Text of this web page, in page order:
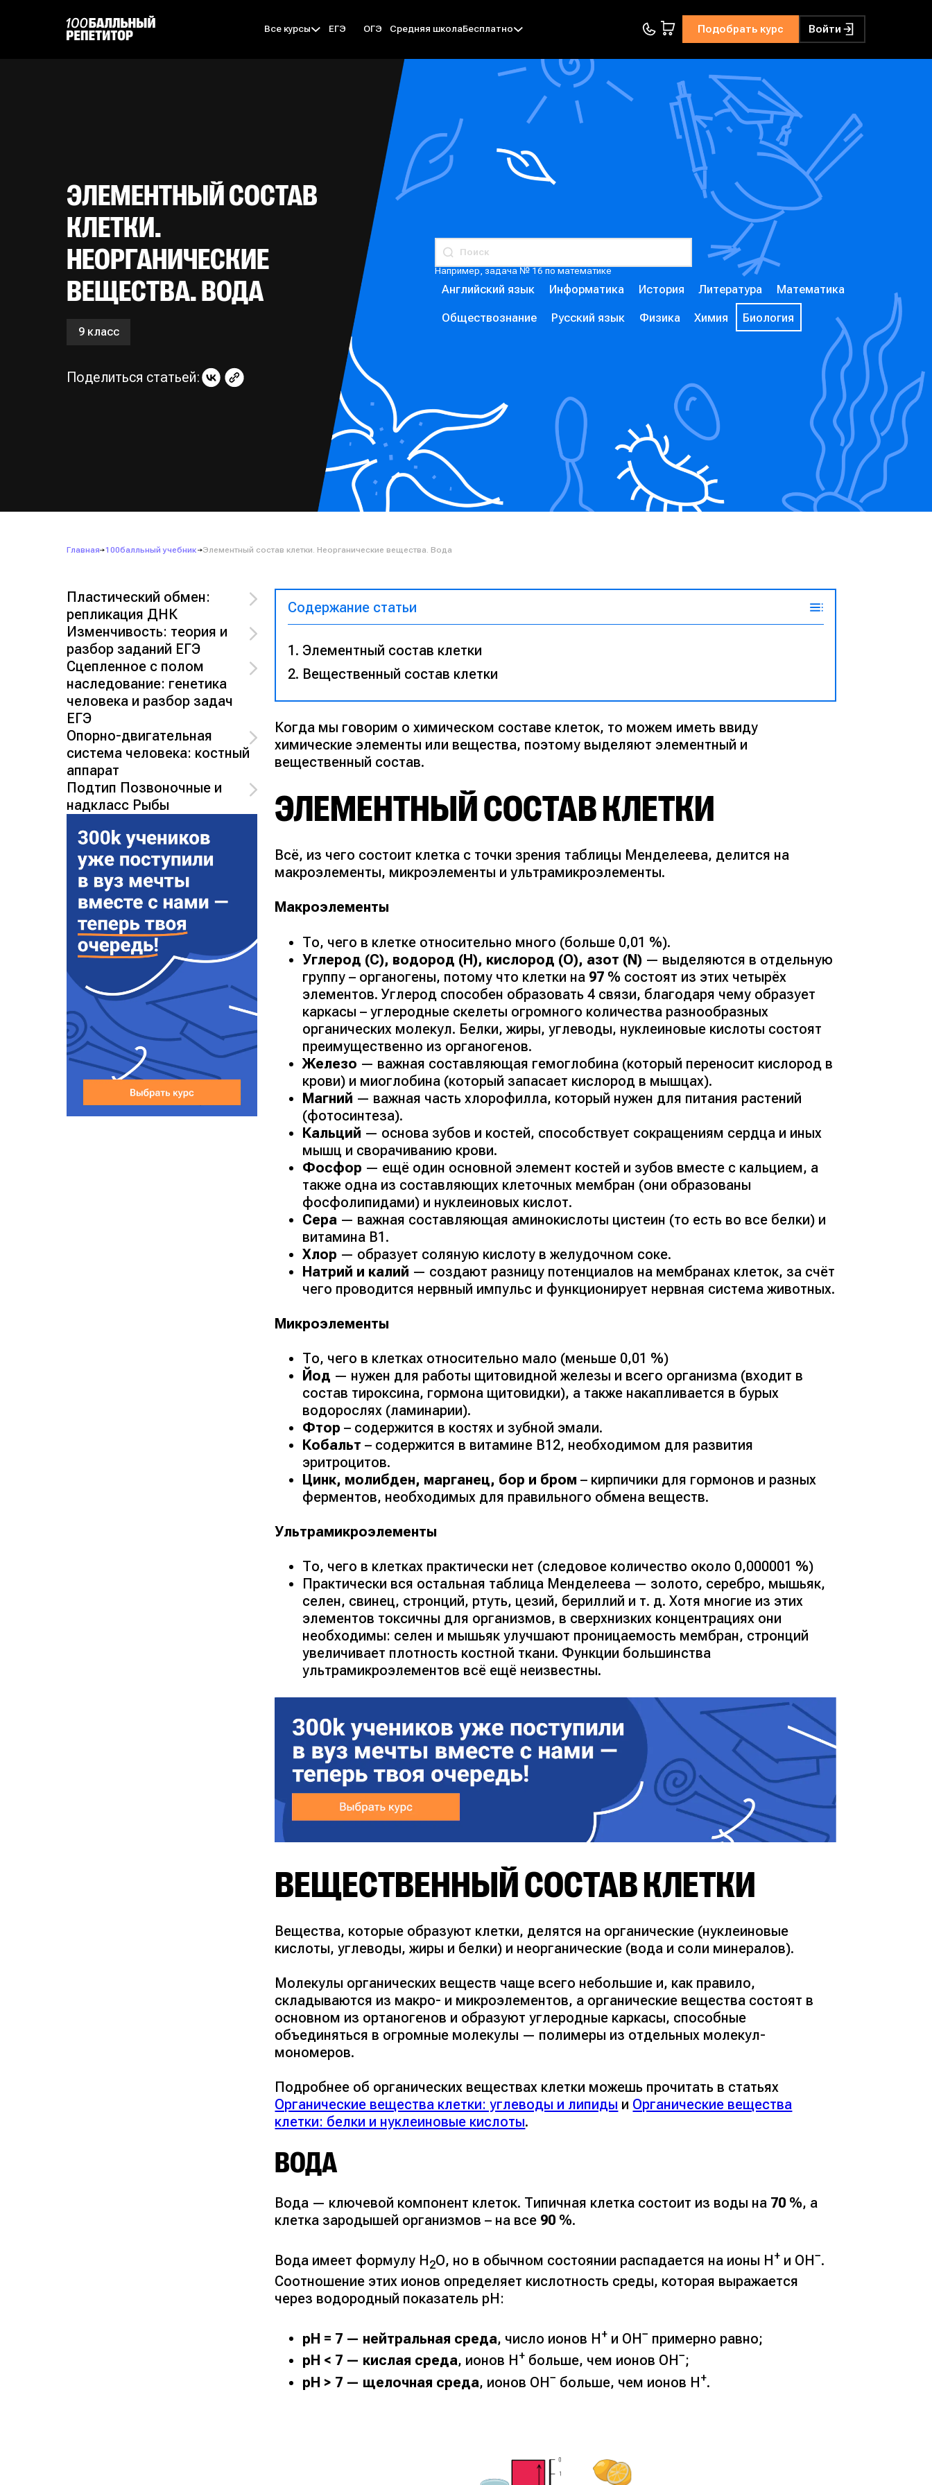
Все курсы ЕГЭ ОГЭ Средняя школаБесплатно Подобрать курс Войти
ЭЛЕМЕНТНЫЙ СОСТАВ
КЛЕТКИ.
НЕОРГАНИЧЕСКИЕ
ВЕЩЕСТВА. ВОДА
9 класс
Поделиться статьей:
Например, задача № 16 по математике
Английский язык Информатика История Литература Математика
Обществознание Русский язык Физика Химия Биология
Главная 100балльный учебник Элементный состав клетки. Неорганические вещества. Вода
Пластический обмен:
репликация ДНК
Изменчивость: теория и
разбор заданий ЕГЭ
Сцепленное с полом
наследование: генетика
человека и разбор задач
ЕГЭ
Опорно-двигательная
система человека: костный
аппарат
Подтип Позвоночные и
надкласс Рыбы
Содержание статьи
Элементный состав клетки
Вещественный состав клетки
Когда мы говорим о химическом составе клеток, то можем иметь ввиду
химические элементы или вещества, поэтому выделяют элементный и
вещественный состав.
ЭЛЕМЕНТНЫЙ СОСТАВ КЛЕТКИ
Всё, из чего состоит клетка с точки зрения таблицы Менделеева, делится на
макроэлементы, микроэлементы и ультрамикроэлементы.
Макроэлементы
То, чего в клетке относительно много (больше 0,01 %).
Углерод (C), водород (H), кислород (O), азот (N) — выделяются в отдельную
группу – органогены, потому что клетки на 97 % состоят из этих четырёх
элементов. Углерод способен образовать 4 связи, благодаря чему образует
каркасы– углеродные скелеты огромного количества разнообразных
органических молекул. Белки, жиры, углеводы, нуклеиновые кислоты состоят
преимущественно из органогенов.
Железо — важная составляющая гемоглобина (который переносит кислород в
крови) и миоглобина (который запасает кислород в мышцах).
Магний — важная часть хлорофилла, который нужен для питания растений
(фотосинтеза).
Кальций — основа зубов и костей, способствует сокращениям сердца и иных
мышц и сворачиванию крови.
Фосфор — ещё один основной элемент костей и зубов вместе с кальцием, а
также одна из составляющих клеточных мембран (они образованы
фосфолипидами) и нуклеиновых кислот.
Сера — важная составляющая аминокислоты цистеин (то есть во все белки) и
витамина В1.
Хлор — образует соляную кислоту в желудочном соке.
Натрий и калий — создают разницу потенциалов на мембранах клеток, за счёт
чего проводится нервный импульс и функционирует нервная система животных.
Микроэлементы
То, чего в клетках относительно мало (меньше 0,01 %)
Йод — нужен для работы щитовидной железы и всего организма (входит в
состав тироксина, гормона щитовидки), а также накапливается в бурых
водорослях (ламинарии).
Фтор– содержится в костях и зубной эмали.
Кобальт– содержится в витамине В12, необходимом для развития
эритроцитов.
Цинк, молибден, марганец, бор и бром – кирпичики для гормонов и разных
ферментов, необходимых для правильного обмена веществ.
Ультрамикроэлементы
То, чего в клетках практически нет (следовое количество около 0,000001 %)
Практически вся остальная таблица Менделеева — золото, серебро, мышьяк,
селен, свинец, стронций, ртуть, цезий, бериллий и т. д. Хотя многие из этих
элементов токсичны для организмов, в сверхнизких концентрациях они
необходимы: селен и мышьяк улучшают проницаемость мембран, стронций
увеличивает плотность костной ткани. Функции большинства
ультрамикроэлементов всё ещё неизвестны.
ВЕЩЕСТВЕННЫЙ СОСТАВ КЛЕТКИ
Вещества, которые образуют клетки, делятся на органические (нуклеиновые
кислоты, углеводы, жиры и белки) и неорганические (вода и соли минералов).
Молекулы органических веществ чаще всего небольшие и, как правило,
складываются из макро- и микроэлементов, а органические вещества состоят в
основном из ортаногенов и образуют углеродные каркасы, способные
объединяться в огромные молекулы — полимеры из отдельных молекул-
мономеров.
Подробнее об органических веществах клетки можешь прочитать в статьях
Органические вещества клетки: углеводы и липиды и Органические вещества
клетки: белки и нуклеиновые кислоты.
ВОДА
Вода — ключевой компонент клеток. Типичная клетка состоит из воды на 70 %, а
клетка зародышей организмов – на все 90 %.
Вода имеет формулу Н2О, но в обычном состоянии распадается на ионы Н+ и ОН−.
Соотношение этих ионов определяет кислотность среды, которая выражается
через водородный показатель рН:
pH = 7 — нейтральная среда, число ионов Н+ и ОН− примерно равно;
pH < 7 — кислая среда, ионов Н+ больше, чем ионов ОН−;
pH > 7 — щелочная среда, ионов ОН− больше, чем ионов Н+.